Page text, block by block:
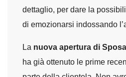
dettaglio, per dare la
di emozionarsi indossando
La nuova apertura di
ha già ottenuto le prime